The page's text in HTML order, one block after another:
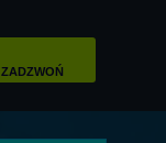
ZADZWOŃ